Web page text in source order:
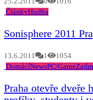
ČlánkyHudba
Sonisphere 2011
13.6.2011 1
1054
DomácíNewsPC/Game
Praha otevře dveře